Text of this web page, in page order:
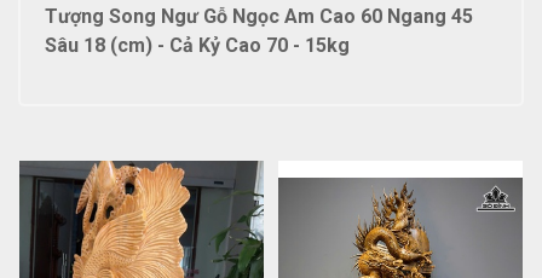
Tượng Song Ngư Gỗ Ngọc Am Cao 60 Ngang 45
Sâu 18 (cm) - Cả Kỷ Cao 70 - 15kg